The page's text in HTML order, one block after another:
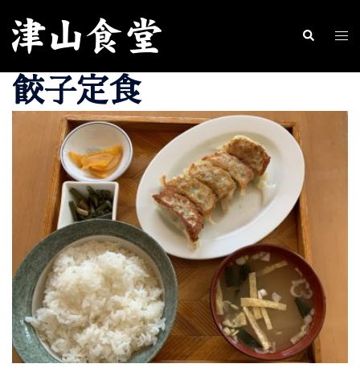
ン
ン
ツ
検
ト
メ
餃子定食